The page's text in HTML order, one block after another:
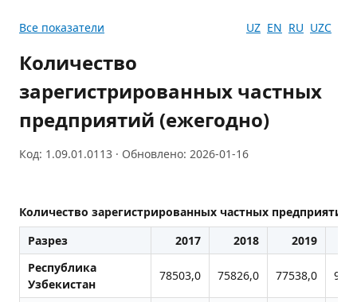
Все показатели UZ EN RU UZC
Количество
зарегистрированных частных
предприятий (ежегодно)
Код: 1.09.01.0113 · Обновлено: 2026-01-16
Количество зарегистрированных частных предприятий
Разрез
2017 2018 2019
Республика
Узбекистан
78503,0 75826,0 77538,0